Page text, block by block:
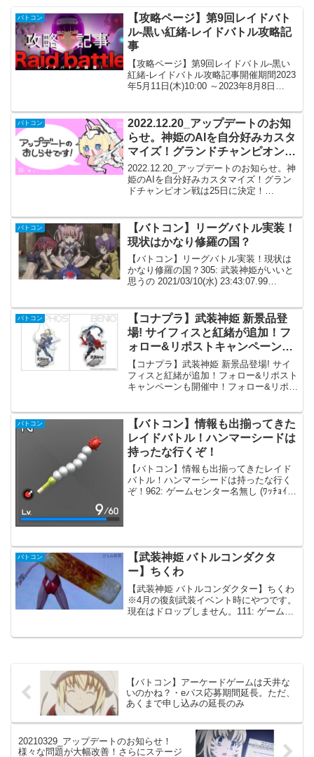
バトコン
【攻略ページ】第9回レイドバト
ル-黒い紅緒-レイドバトル攻略記
事
【攻略ページ】第9回レイドバトル-黒い
紅緒-レイドバトル攻略記事開催期間2023
年5月11日(木)10:00 ～2023年8月8日
りたい甲季。入団試験を受けるも...
バトコン
2022.12.20_アップデートのお知
らせ。神姫のAIを自分好みカスタ
マイズ！グランドチャンピオン戦
は25日に決定！
2022.12.20_アップデートのお知らせ。神
姫のAIを自分好みカスタマイズ！グラン
ドチャンピオン戦は25日に決定！
行いました。■アクティブスキル...
バトコン
【バトコン】リーグバトル実装！
現状はかなり修羅の国？
【バトコン】リーグバトル実装！現状は
かなり修羅の国？305: 武装神姫がいいと
思うの 2021/03/10(水) 23:43:07.99
るまでやり控えは...
バトコン
【コナプラ】武装神姫 新景品登
場! サイフィスと紅緒が追加！フ
ォロー&リポストキャンペーンも
開催中！
【コナプラ】武装神姫 新景品登場! サイ
フィスと紅緒が追加！フォロー&リポスト
キャンペーンも開催中！フォロー&リポス
しいサイフォスと紅緒のアクスタを抽選
で1名様に...
バトコン
【バトコン】情報も出揃ってきた
レイドバトル！ハンマーシードは
持ったな行くぞ！
【バトコン】情報も出揃ってきたレイド
バトル！ハンマーシードは持ったな行く
ぞ！962: ゲームセンター名無し (ﾜｯﾁｮｲW
バトコン
【武装神姫 バトルコンダクタ
ー】ちくわ
【武装神姫 バトルコンダクター】ちくわ
※4月の復刻武装イベント時にやつです。
現在はドロップしません。111: ゲームセ
【バトコン】アーケードゲームは天井な
いのかね？・eパス応募期間延長。ただ、
あくまで申し込みの延長のみ
20210329_アップデートのお知らせ！
様々な問題が大幅改善！さらにステージ